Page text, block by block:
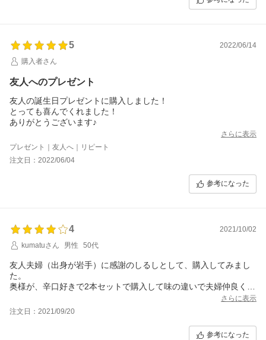
5
2022/06/14
購入者さん
友人へのプレゼント
友人の誕生日プレゼントに購入しました！
とっても喜んでくれました！
ありがとうございます♪
さらに表示
プレゼント｜友人へ｜リピート
注文日：2022/06/04
参考になった
4
2021/10/02
kumatuさん
男性 50代
友人夫婦（出身が岩手）に感謝のしるしとして、購入してみまし
た。
奥様が、辛口好きで2本セットで購入して味の違いで夫婦仲良く味
さらに表示
注文日：2021/09/20
参考になった